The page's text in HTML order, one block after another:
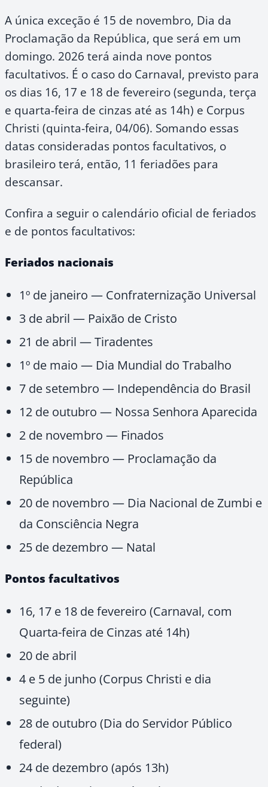
A única exceção é 15 de novembro, Dia da
Proclamação da República, que será em um
domingo. 2026 terá ainda nove pontos
facultativos. É o caso do Carnaval, previsto para
os dias 16, 17 e 18 de fevereiro (segunda, terça
e quarta-feira de cinzas até as 14h) e Corpus
Christi (quinta-feira, 04/06). Somando essas
datas consideradas pontos facultativos, o
brasileiro terá, então, 11 feriadões para
descansar.
Confira a seguir o calendário oficial de feriados
e de pontos facultativos:
Feriados nacionais
1º de janeiro — Confraternização Universal
3 de abril — Paixão de Cristo
21 de abril — Tiradentes
1º de maio — Dia Mundial do Trabalho
7 de setembro — Independência do Brasil
12 de outubro — Nossa Senhora Aparecida
2 de novembro — Finados
15 de novembro — Proclamação da
República
20 de novembro — Dia Nacional de Zumbi e
da Consciência Negra
25 de dezembro — Natal
Pontos facultativos
16, 17 e 18 de fevereiro (Carnaval, com
Quarta-feira de Cinzas até 14h)
20 de abril
4 e 5 de junho (Corpus Christi e dia
seguinte)
28 de outubro (Dia do Servidor Público
federal)
24 de dezembro (após 13h)